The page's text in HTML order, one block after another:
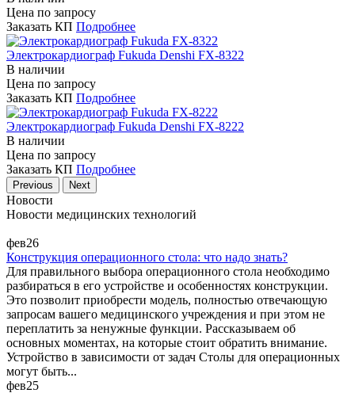
Цена по запросу
Заказать КП Подробнее
Электрокардиограф Fukuda Denshi FX-8322
В наличии
Цена по запросу
Заказать КП Подробнее
Электрокардиограф Fukuda Denshi FX-8222
В наличии
Цена по запросу
Заказать КП Подробнее
Previous Next
Новости
Новости медицинских технологий
фев26
Конструкция операционного стола: что надо знать?
Для правильного выбора операционного стола необходимо
разбираться в его устройстве и особенностях конструкции.
Это позволит приобрести модель, полностью отвечающую
запросам вашего медицинского учреждения и при этом не
переплатить за ненужные функции. Рассказываем об
основных моментах, на которые стоит обратить внимание.
Устройство в зависимости от задач Столы для операционных
могут быть...
фев25